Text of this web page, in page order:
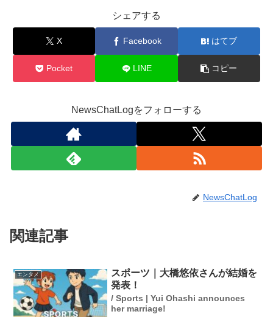
シェアする
X Facebook はてブ
Pocket LINE コピー
NewsChatLogをフォローする
NewsChatLog
関連記事
エンタメ
スポーツ｜大橋悠依さんが結婚を
発表！
/ Sports | Yui Ohashi announces
her marriage!